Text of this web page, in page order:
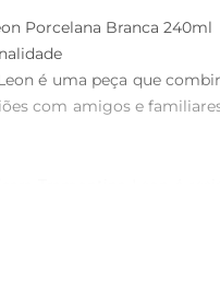
Porcelana Branca 240ml
é uma peça que
com amigos e
possa desfrutar do seu